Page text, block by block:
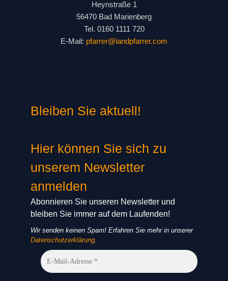
Heynstraße 1
56470 Bad Marienberg
Tel. 0160 1111 720
E-Mail: pfarrer@landpfarrer.com
Bleiben Sie aktuell!
Hier können Sie sich zu
unserem Newsletter
anmelden
Abonnieren Sie unseren Newsletter und
bleiben Sie immer auf dem Laufenden!
Wir senden keinen Spam! Erfahren Sie mehr in unserer
Datenschutzerklärung